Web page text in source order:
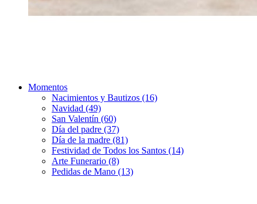
Momentos
Nacimientos y Bautizos (16)
Navidad (49)
San Valentín (60)
Día del padre (37)
Día de la madre (81)
Festividad de Todos los Santos (14)
Arte Funerario (8)
Pedidas de Mano (13)